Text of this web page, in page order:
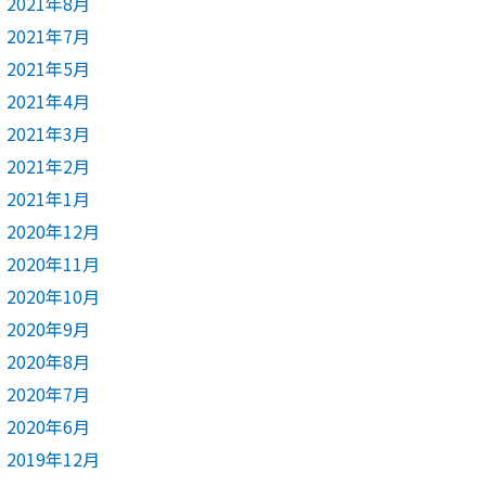
2021年7月
2021年5月
2021年4月
2021年3月
2021年2月
2021年1月
2020年12月
2020年11月
2020年10月
2020年9月
2020年8月
2020年7月
2020年6月
2019年12月